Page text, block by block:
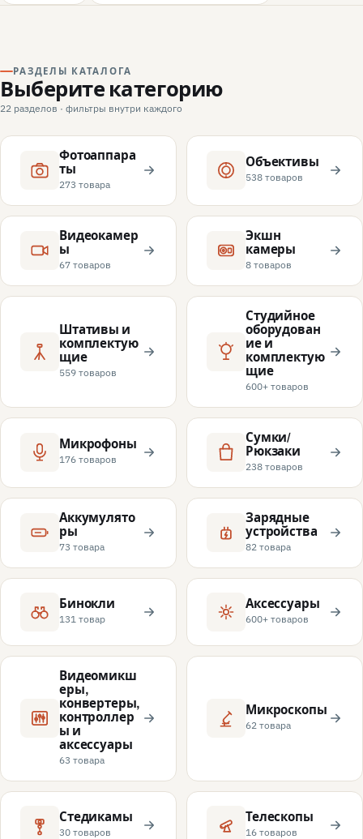
РАЗДЕЛЫ КАТАЛОГА
Выберите категорию
22 разделов · фильтры внутри каждого
Фотоаппара
ты
273 товара
Объективы
538 товаров
Видеокамер
ы
67 товаров
Экшн
камеры
8 товаров
Штативы и
комплектую
щие
559 товаров
Студийное
оборудован
ие и
комплектую
щие
600+ товаров
Микрофоны
176 товаров
Сумки/
Рюкзаки
238 товаров
Аккумулято
ры
73 товара
Зарядные
устройства
82 товара
Бинокли
131 товар
Аксессуары
600+ товаров
Видеомикш
еры,
конвертеры,
контроллер
ы и
аксессуары
63 товара
Микроскопы
62 товара
Стедикамы
30 товаров
Телескопы
16 товаров